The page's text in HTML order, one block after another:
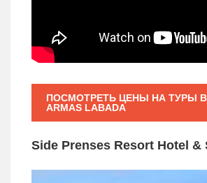
ПОСМОТРЕТЬ ЦЕНЫ НА ТУРЫ
ARMAS LABADA
Side Prenses Resort Hotel &